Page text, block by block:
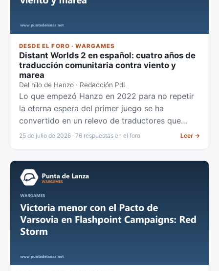
DESDE EL FORO · WARGAMES
Distant Worlds 2 en español: cuatro años de
traducción comunitaria contra viento y
marea
Del hilo de Hanzo · Redacción PdL
Lo que empezó Hanzo en 2022 para no repetir
la eterna espera del primer juego se ha
convertido en un relevo de traductores que
mantiene vivo el 4X en nuestro idioma, pese al
25 de julio de 2026 · 76 respuestas en el foro Leer →